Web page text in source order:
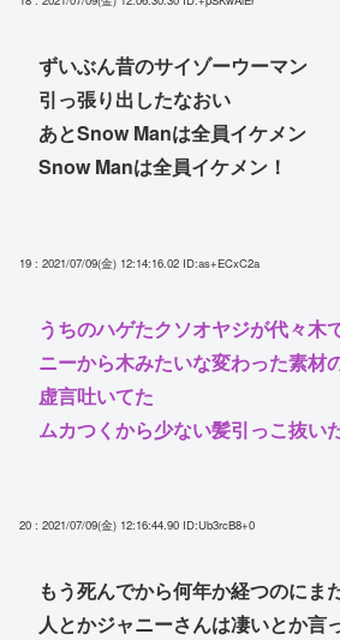
ずいぶん昔のサイゾーウーマン
引っ張り出したなおい
あとSnow Manは全員イケメン
Snow Manは全員イケメン！
19 : 2021/07/09(金) 12:14:16.02 ID:as+ECxC2a
うちのハゲたクソオヤジが代々木
ニーから木みたいな変わった素材
虚言吐いてた
ムカつくから少ない髪引っこ抜い
20 : 2021/07/09(金) 12:16:44.90 ID:Ub3rcB8+0
もう死んでから何年か経つのにま
人とかジャニーさんは凄いとか言